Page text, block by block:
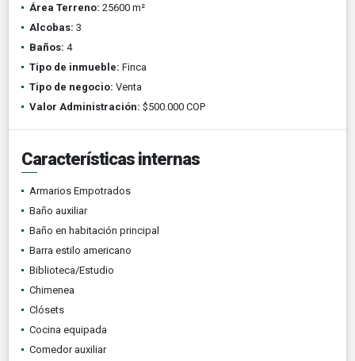
Área Terreno: 25600 m²
Alcobas: 3
Baños: 4
Tipo de inmueble: Finca
Tipo de negocio: Venta
Valor Administración: $500.000 COP
Características internas
Armarios Empotrados
Baño auxiliar
Baño en habitación principal
Barra estilo americano
Biblioteca/Estudio
Chimenea
Clósets
Cocina equipada
Comedor auxiliar